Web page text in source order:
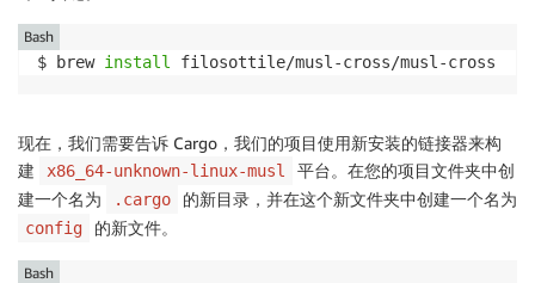
$ brew install filosottile/musl-cross/musl-cross
Bash
现在，我们需要告诉 Cargo，我们的项目使用新安装的链接器来构
建
x86_64-unknown-linux-musl
平台。在您的项目文件夹中创
建一个名为
.cargo 的新目录，并在这个新文件夹中创建一个名为
config 的新文件。
Bash